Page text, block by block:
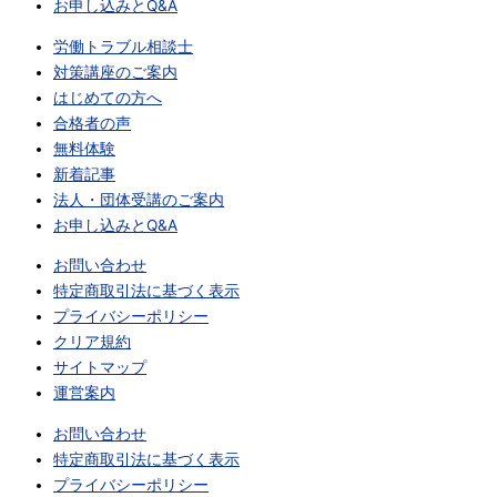
お申し込みとQ&A
労働トラブル相談士
対策講座のご案内
はじめての方へ
合格者の声
無料体験
新着記事
法人・団体受講のご案内
お申し込みとQ&A
お問い合わせ
特定商取引法に基づく表示
プライバシーポリシー
クリア規約
サイトマップ
運営案内
お問い合わせ
特定商取引法に基づく表示
プライバシーポリシー